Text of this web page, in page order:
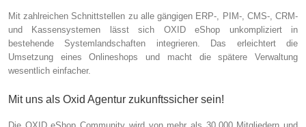
Mit zahlreichen Schnittstellen zu alle gängigen ERP-, PIM-, CMS-, CRM-
und Kassensystemen lässt sich OXID eShop unkompliziert in
bestehende Systemlandschaften integrieren. Das erleichtert die
Umsetzung eines Onlineshops und macht die spätere Verwaltung
wesentlich einfacher.
Mit uns als Oxid Agentur zukunftssicher sein!